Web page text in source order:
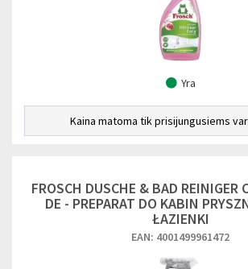
Yra
Kaina matoma tik prisijungusiems
FROSCH DUSCHE & BAD REINIGER
DE - PREPARAT DO KABIN
ŁAZIENKI
EAN: 4001499961472